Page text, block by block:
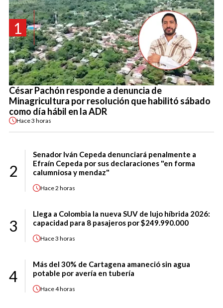
1
César Pachón responde a denuncia de
Minagricultura por resolución que habilitó sábado
como día hábil en la ADR
Hace3 horas
2
Senador Iván Cepeda denunciará penalmente a
Efraín Cepeda por sus declaraciones "en forma
calumniosa y mendaz"
Hace2 horas
3
Llega a Colombia la nueva SUV de lujo híbrida 2026:
capacidad para 8 pasajeros por $249.990.000
Hace3 horas
4
Más del 30% de Cartagena amaneció sin agua
potable por avería en tubería
Hace4 horas